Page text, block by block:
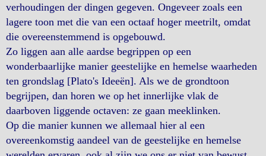
verhoudingen der dingen gegeven. Ongeveer zoals een
lagere toon met die van een octaaf hoger meetrilt, omdat
die overeenstemmend is opgebouwd.
Zo liggen aan alle aardse begrippen op een
wonderbaarlijke manier geestelijke en hemelse waarheden
ten grondslag [Plato's Ideeën]. Als we de grondtoon
begrijpen, dan horen we op het innerlijke vlak de
daarboven liggende octaven: ze gaan meeklinken.
Op die manier kunnen we allemaal hier al een
overeenkomstig aandeel van de geestelijke en hemelse